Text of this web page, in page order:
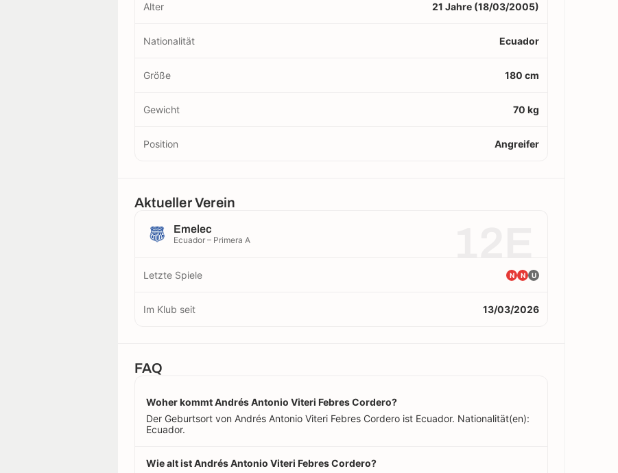
Alter 21 Jahre (18/03/2005)
Nationalität Ecuador
Größe 180 cm
Gewicht 70 kg
Position Angreifer
Aktueller Verein
Emelec
Ecuador – Primera A
Letzte Spiele N N U
Im Klub seit 13/03/2026
FAQ
Woher kommt Andrés Antonio Viteri Febres Cordero?
Der Geburtsort von Andrés Antonio Viteri Febres Cordero ist Ecuador. Nationalität(en):
Ecuador.
Wie alt ist Andrés Antonio Viteri Febres Cordero?